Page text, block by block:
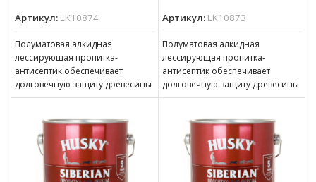
Артикул: LK10874
Полуматовая алкидная
лессирующая пропитка-
антисептик обеспечивает
долговечную защиту древесины
(до 5 лет). Наносится на
отделочной доской фасады,
окна,
Артикул: LK10873
Полуматовая алкидная
лессирующая пропитка-
антисептик обеспечивает
долговечную защиту древесины
(до 5 лет). Наносится на
отделочной доской фасады,
окна,